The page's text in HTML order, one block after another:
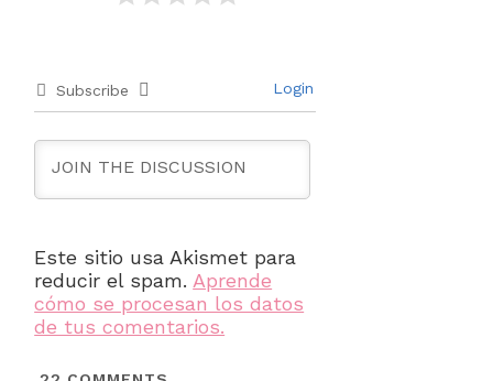
Subscribe Login
Este sitio usa Akismet para
reducir el spam. Aprende
cómo se procesan los datos
de tus comentarios.